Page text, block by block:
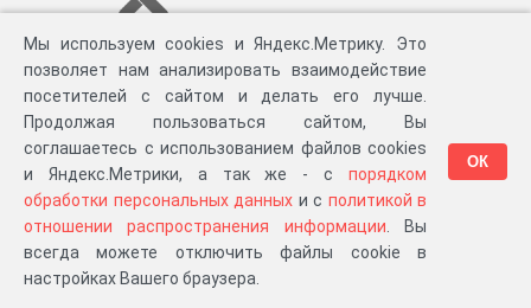
Разработка компании «Великіе предки», 2023-2026 гг. Блог.Суть проекта
Персональные данные.Распространение информации . ЧаВО. Сборка 111.35
Мы используем cookies и Яндекс.Метрику. Это
позволяет нам анализировать взаимодействие
посетителей с сайтом и делать его лучше.
Продолжая пользоваться сайтом, Вы
соглашаетесь с использованием файлов cookies
и Яндекс.Метрики, а так же - с порядком
обработки персональных данных и с политикой в
отношении распространения информации . Вы
всегда можете отключить файлы cookie в
настройках Вашего браузера.
ОК
в «Мои документы»
…или в один из ваших проектов: